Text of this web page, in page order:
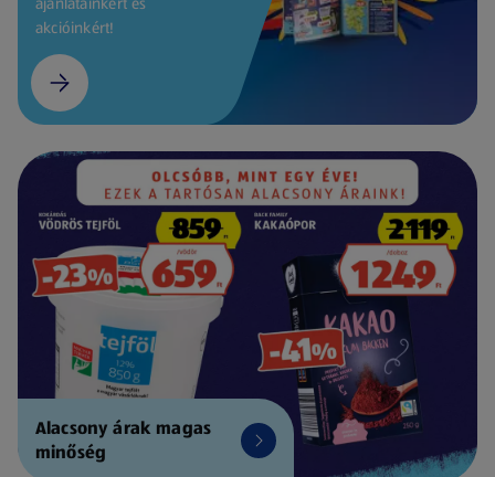
akcióinkért!
Alacsony árak magas
minőség